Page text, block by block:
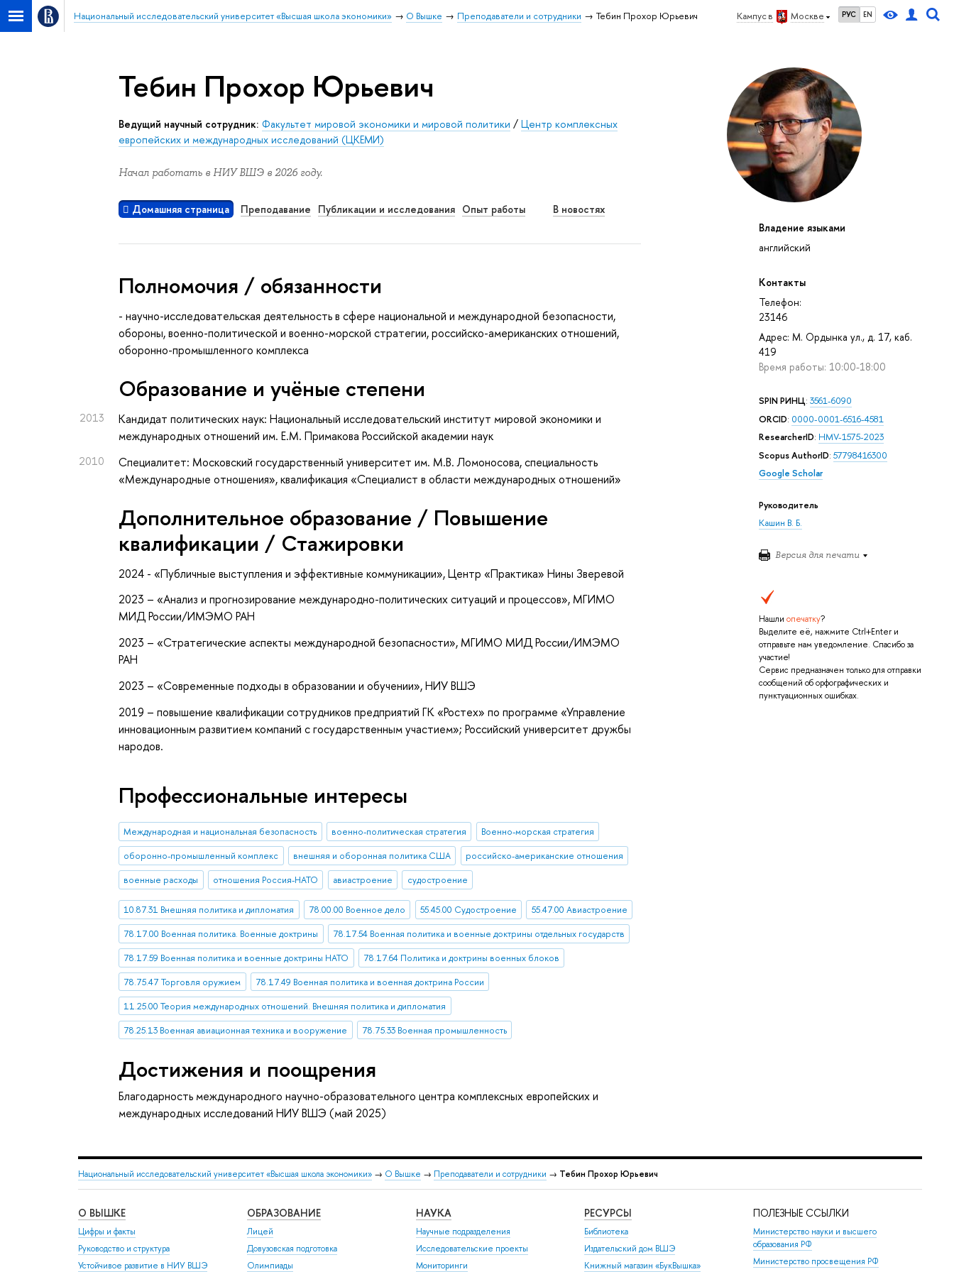
Кампус в Москве РУС EN
Национальный исследовательский университет «Высшая школа экономики» О Вышке Преподаватели и сотрудники Тебин Прохор Юрьевич
Владение языками
английский
Контакты
Телефон:
23146
Адрес: М. Ордынка ул., д. 17, каб.
419
Время работы: 10:00-18:00
SPIN РИНЦ: 3561-6090
ORCID: 0000-0001-6516-4581
ResearcherID: HMV-1575-2023
Scopus AuthorID: 57798416300
Google Scholar
Руководитель
Кашин В. Б.
Версия для печати
Нашли опечатку?
Выделите её, нажмите Ctrl+Enter и
отправьте нам уведомление. Спасибо за
участие!
Сервис предназначен только для отправки
сообщений об орфографических и
пунктуационных ошибках.
Тебин Прохор Юрьевич
Ведущий научный сотрудник: Факультет мировой экономики и мировой политики /Центр комплексных
европейских и международных исследований (ЦКЕМИ)
Начал работать в НИУ ВШЭ в 2026 году.
Домашняя страница Преподавание Публикации и исследования Опыт работы В новостях
Полномочия / обязанности
- научно-исследовательская деятельность в сфере национальной и международной безопасности,
обороны, военно-политической и военно-морской стратегии, российско-американских отношений,
оборонно-промышленного комплекса
Oбразование и учёные степени
2013
Кандидат политических наук: Национальный исследовательский институт мировой экономики и
международных отношений им. Е.М. Примакова Российской академии наук
2010
Специалитет: Московский государственный университет им. М.В. Ломоносова, специальность
«Международные отношения», квалификация «Специалист в области международных отношений»
Дополнительное образование / Повышение
квалификации / Стажировки
2024 - «Публичные выступления и эффективные коммуникации», Центр «Практика» Нины Зверевой
2023 – «Анализ и прогнозирование международно-политических ситуаций и процессов», МГИМО
МИД России/ИМЭМО РАН
2023 – «Стратегические аспекты международной безопасности», МГИМО МИД России/ИМЭМО
РАН
2023 – «Современные подходы в образовании и обучении», НИУ ВШЭ
2019 – повышение квалификации сотрудников предприятий ГК «Ростех» по программе «Управление
инновационным развитием компаний с государственным участием»; Российский университет дружбы
народов.
Профессиональные интересы
Международная и национальная безопасность военно-политическая стратегия
Военно-морская стратегия
оборонно-промышленный комплекс
внешняя и оборонная политика США
российско-американские отношения
военные расходы
отношения Россия-НАТО авиастроение судостроение
10.87.31 Внешняя политика и дипломатия 78.00.00 Военное дело 55.45.00 Судостроение
55.47.00 Авиастроение
78.17.00 Военная политика. Военные доктрины
78.17.54 Военная политика и военные доктрины отдельных государств
78.17.59 Военная политика и военные доктрины НАТО
78.17.64 Политика и доктрины военных блоков
78.75.47 Торговля оружием
78.17.49 Военная политика и военная доктрина России
11.25.00 Теория международных отношений. Внешняя политика и дипломатия
78.25.13 Военная авиационная техника и вооружение
78.75.33 Военная промышленность
Достижения и поощрения
Благодарность международного научно-образовательного центра комплексных европейских и
международных исследований НИУ ВШЭ (май 2025)
Национальный исследовательский университет «Высшая школа экономики» → О Вышке → Преподаватели и сотрудники → Тебин Прохор Юрьевич
О ВЫШКЕ
Цифры и факты
Руководство и структура
Устойчивое развитие в НИУ ВШЭ
ОБРАЗОВАНИЕ
Лицей
Довузовская подготовка
Олимпиады
НАУКА
Научные подразделения
Исследовательские проекты
Мониторинги
РЕСУРСЫ
Библиотека
Издательский дом ВШЭ
Книжный магазин «БукВышка»
ПОЛЕЗНЫЕ ССЫЛКИ
Министерство науки и высшего
образования РФ
Министерство просвещения РФ